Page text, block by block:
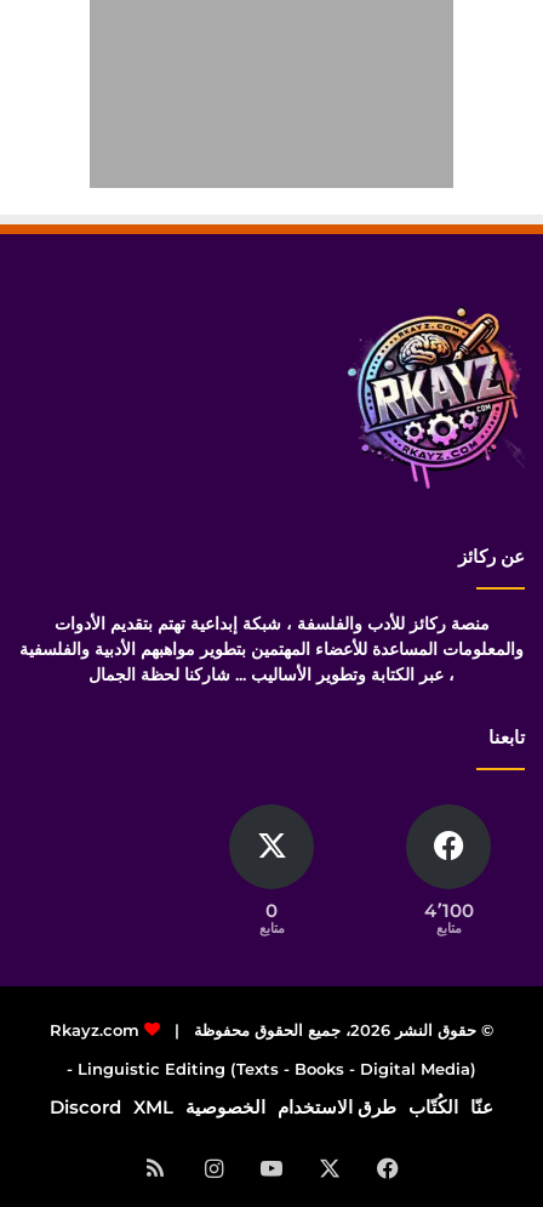
عن ركائز
منصة ركائز للأدب والفلسفة ، شبكة إبداعية تهتم بتقديم الأدوات
والمعلومات المساعدة للأعضاء المهتمين بتطوير مواهبهم الأدبية والفلسفية
، عبر الكتابة وتطوير الأساليب ... شاركنا لحظة الجمال
تابعنا
4٬100
متابع
0
متابع
© حقوق النشر 2026، جميع الحقوق محفوظة |
Rkayz.com
Linguistic Editing (Texts - Books - Digital Media) -
عنّا الكُتّاب طرق الاستخدام الخصوصية XML
Discord
فيسبوك ‫YouTubeانستقرامملخص